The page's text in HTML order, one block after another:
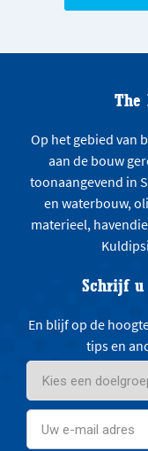
The
Op het gebied van
aan de bouw
toonaangevend in
en waterbouw,
materieel,
Schrijf u
En blijf op de
tips en